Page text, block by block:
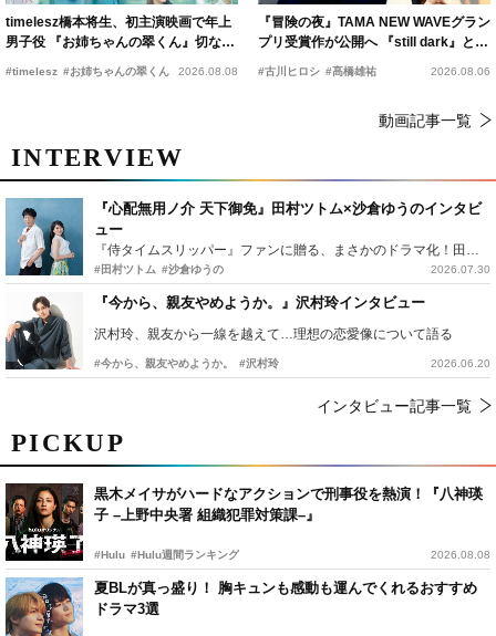
PICKUP
黒木メイサがハードなアクションで刑事役を熱演！『八神瑛
子 –上野中央署 組織犯罪対策課–』
#Hulu #Hulu週間ランキング 2026.08.08
夏BLが真っ盛り！ 胸キュンも感動も運んでくれるおすすめ
ドラマ3選
timelesz橋本将生、初主演映画で年上
男子役 『お姉ちゃんの翠くん』切ない
恋の幕開けを予感
#timelesz #お姉ちゃんの翠くん 2026.08.08
『冒険の夜』TAMA NEW WAVEグラン
プリ受賞作が公開へ 『still dark』と同
時上映決定
#古川ヒロシ #髙橋雄祐 2026.08.06
動画記事一覧
INTERVIEW
『心配無用ノ介 天下御免』田村ツトム×沙倉ゆうのインタビ
ュー
『侍タイムスリッパー』ファンに贈る、まさかのドラマ化！田村ツトム×沙倉ゆうのが語る『心配無用ノ介』撮影秘話
#田村ツトム #沙倉ゆうの 2026.07.30
『今から、親友やめようか。』沢村玲インタビュー
沢村玲、親友から一線を越えて…理想の恋愛像について語る
#今から、親友やめようか。 #沢村玲 2026.06.20
インタビュー記事一覧